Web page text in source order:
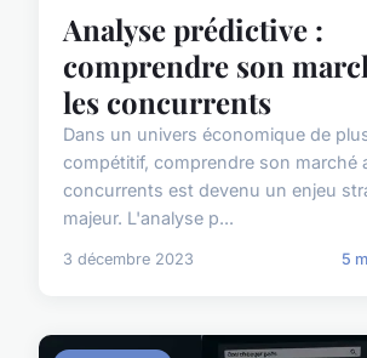
Analyse prédictive :
comprendre son
les concurrents
Dans un univers économique de
compétitif, comprendre son marché
concurrents est devenu un enjeu
majeur. L'analyse p...
3 décembre 2023 5